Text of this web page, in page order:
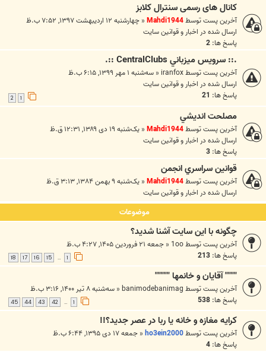
کانال های رسمی سنترال کلابز
آخرین پست توسطMahdi1944
« چهارشنبه ۱۲ اردیبهشت ۱۳۹۷, ۷:۵۲ ب.ظ
ارسال شده در اخبار و قوانين سايت
پاسخ ها: 2
.:: سرويس ميزباني CentralClubs ::.
آخرین پست توسطiranfox
« سه‌شنبه ۱ مهر ۱۳۹۹, ۶:۱۵ ب.ظ
ارسال شده در اخبار و قوانين سايت
پاسخ ها: 21
مصلحت انديشي
آخرین پست توسطMahdi1944
« یک‌شنبه ۱۹ دی ۱۳۸۹, ۱۲:۳۱ ق.ظ
ارسال شده در اخبار و قوانين سايت
پاسخ ها: 3
قوانين سراسري انجمن
آخرین پست توسطMahdi1944
« یک‌شنبه ۹ بهمن ۱۳۸۴, ۳:۱۳ ق.ظ
ارسال شده در اخبار و قوانين سايت
موضوعات
چگونه با اين سايت آشنا شديد؟
آخرین پست توسط1oo
« جمعه ۲۱ فروردین ۱۴۰۵, ۴:۲۷ ب.ظ
پاسخ ها: 213
…
15
16
17
18
"""" آقايان و خانمها """""
آخرین پست توسطbanimodebanimag
« سه‌شنبه ۸ تیر ۱۴۰۰, ۳:۱۶ ب.ظ
پاسخ ها: 538
…
42
43
44
45
کرایه مغازه و خانه یا ربا در عصر جدید؟!!
آخرین پست توسطho3ein2000
« جمعه ۱۷ دی ۱۳۹۵, ۶:۴۴ ب.ظ
پاسخ ها: 4